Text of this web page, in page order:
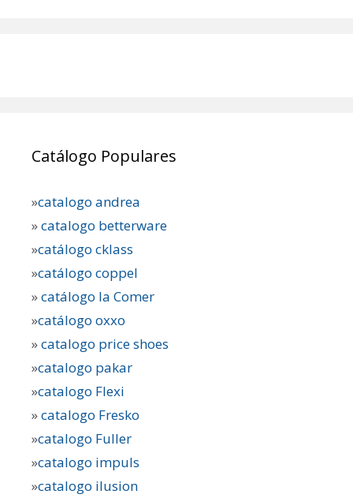
Catálogo Populares
»catalogo andrea
»catalogo betterware
»catálogo cklass
»catálogo coppel
»catálogo la Comer
»catálogo oxxo
»catalogo price shoes
»catalogo pakar
»catalogo Flexi
»catalogo Fresko
»catalogo Fuller
»catalogo impuls
»catalogo ilusion